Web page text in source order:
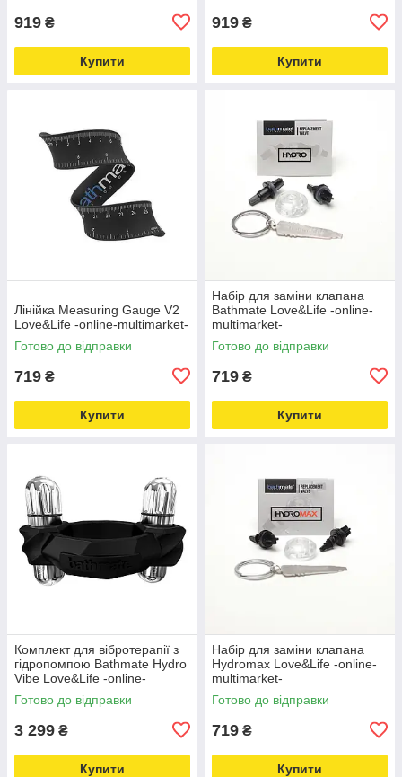
919 ₴
Купити
919 ₴
Купити
Лінійка Measuring Gauge V2
Love&Life -online-multimarket-
Готово до відправки
719 ₴
Купити
Набір для заміни клапана
Bathmate Love&Life -online-
multimarket-
Готово до відправки
719 ₴
Купити
Комплект для вібротерапії з
гідропомпою Bathmate Hydro
Vibe Love&Life -online-
multimarket-
Готово до відправки
3 299 ₴
Купити
Набір для заміни клапана
Hydromax Love&Life -online-
multimarket-
Готово до відправки
719 ₴
Купити